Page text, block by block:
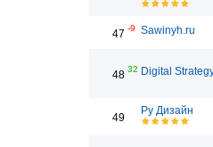
47 -9 Sawinyh.ru
48 32 Digital
49
Ру Дизайн